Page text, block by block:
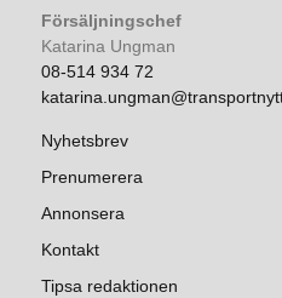
Försäljningschef
Katarina Ungman
08-514 934 72
Nyhetsbrev
Prenumerera
Annonsera
Kontakt
Tipsa redaktionen